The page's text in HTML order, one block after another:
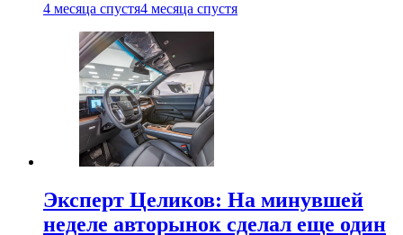
4 месяца спустя4 месяца спустя
Эксперт Целиков: На минувшей
неделе авторынок сделал еще один